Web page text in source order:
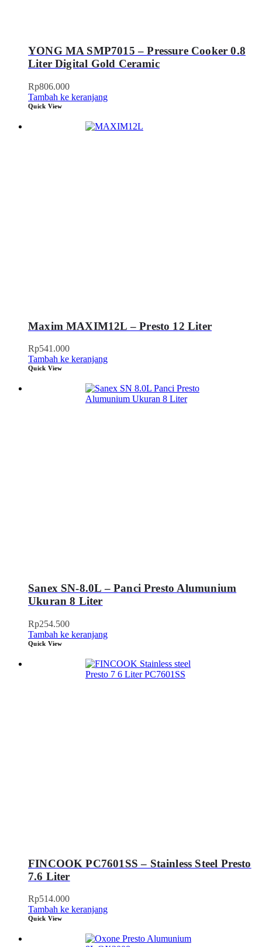
YONG MA SMP7015 – Pressure Cooker 0.8
Liter Digital Gold Ceramic
Rp806.000
Tambah ke keranjang
Quick View
Maxim MAXIM12L – Presto 12 Liter
Rp541.000
Tambah ke keranjang
Quick View
Sanex SN-8.0L – Panci Presto Alumunium
Ukuran 8 Liter
Rp254.500
Tambah ke keranjang
Quick View
FINCOOK PC7601SS – Stainless Steel Presto
7.6 Liter
Rp514.000
Tambah ke keranjang
Quick View